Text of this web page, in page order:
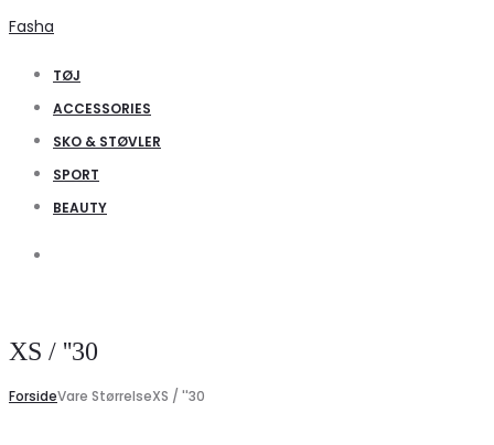
Fasha
TØJ
ACCESSORIES
SKO & STØVLER
SPORT
BEAUTY
XS / ''30
ForsideVare StørrelseXS / ''30